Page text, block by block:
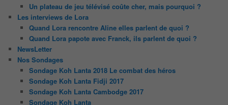
Un plateau de jeu télévisé coûte cher, mais pourquoi ?
Les interviews de Lora
Quand Lora rencontre Aline elles parlent de quoi ?
Quand Lora papote avec Franck, ils parlent de quoi ?
NewsLetter
Nos Sondages
Sondage Koh Lanta 2018 Le combat des héros
Sondage Koh Lanta Fidji 2017
Sondage Koh Lanta Cambodge 2017
Sondage Koh Lanta